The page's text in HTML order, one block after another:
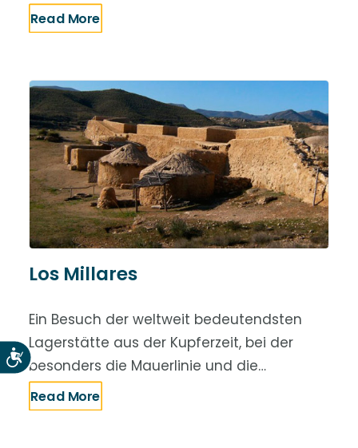
Accesibilidad
Read More
Los Millares
Ein Besuch der weltweit bedeutendsten
Lagerstätte aus der Kupferzeit, bei der
besonders die Mauerlinie und die…
Read More